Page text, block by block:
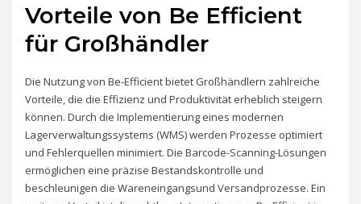
Vorteile von Be Efficient
für Großhändler
Die Nutzung von Be-Efficient bietet Großhändlern zahlreiche
Vorteile, die die Effizienz und Produktivität erheblich steigern
können. Durch die Implementierung eines modernen
Lagerverwaltungssystems (WMS) werden Prozesse optimiert
und Fehlerquellen minimiert. Die Barcode-Scanning-Lösungen
ermöglichen eine präzise Bestandskontrolle und
beschleunigen die Wareneingangsund Versandprozesse. Ein